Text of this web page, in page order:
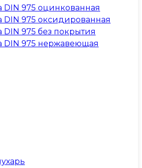
975 оцинкованная
975 оксидированная
975 без покрытия
DIN 975 нержавеющая